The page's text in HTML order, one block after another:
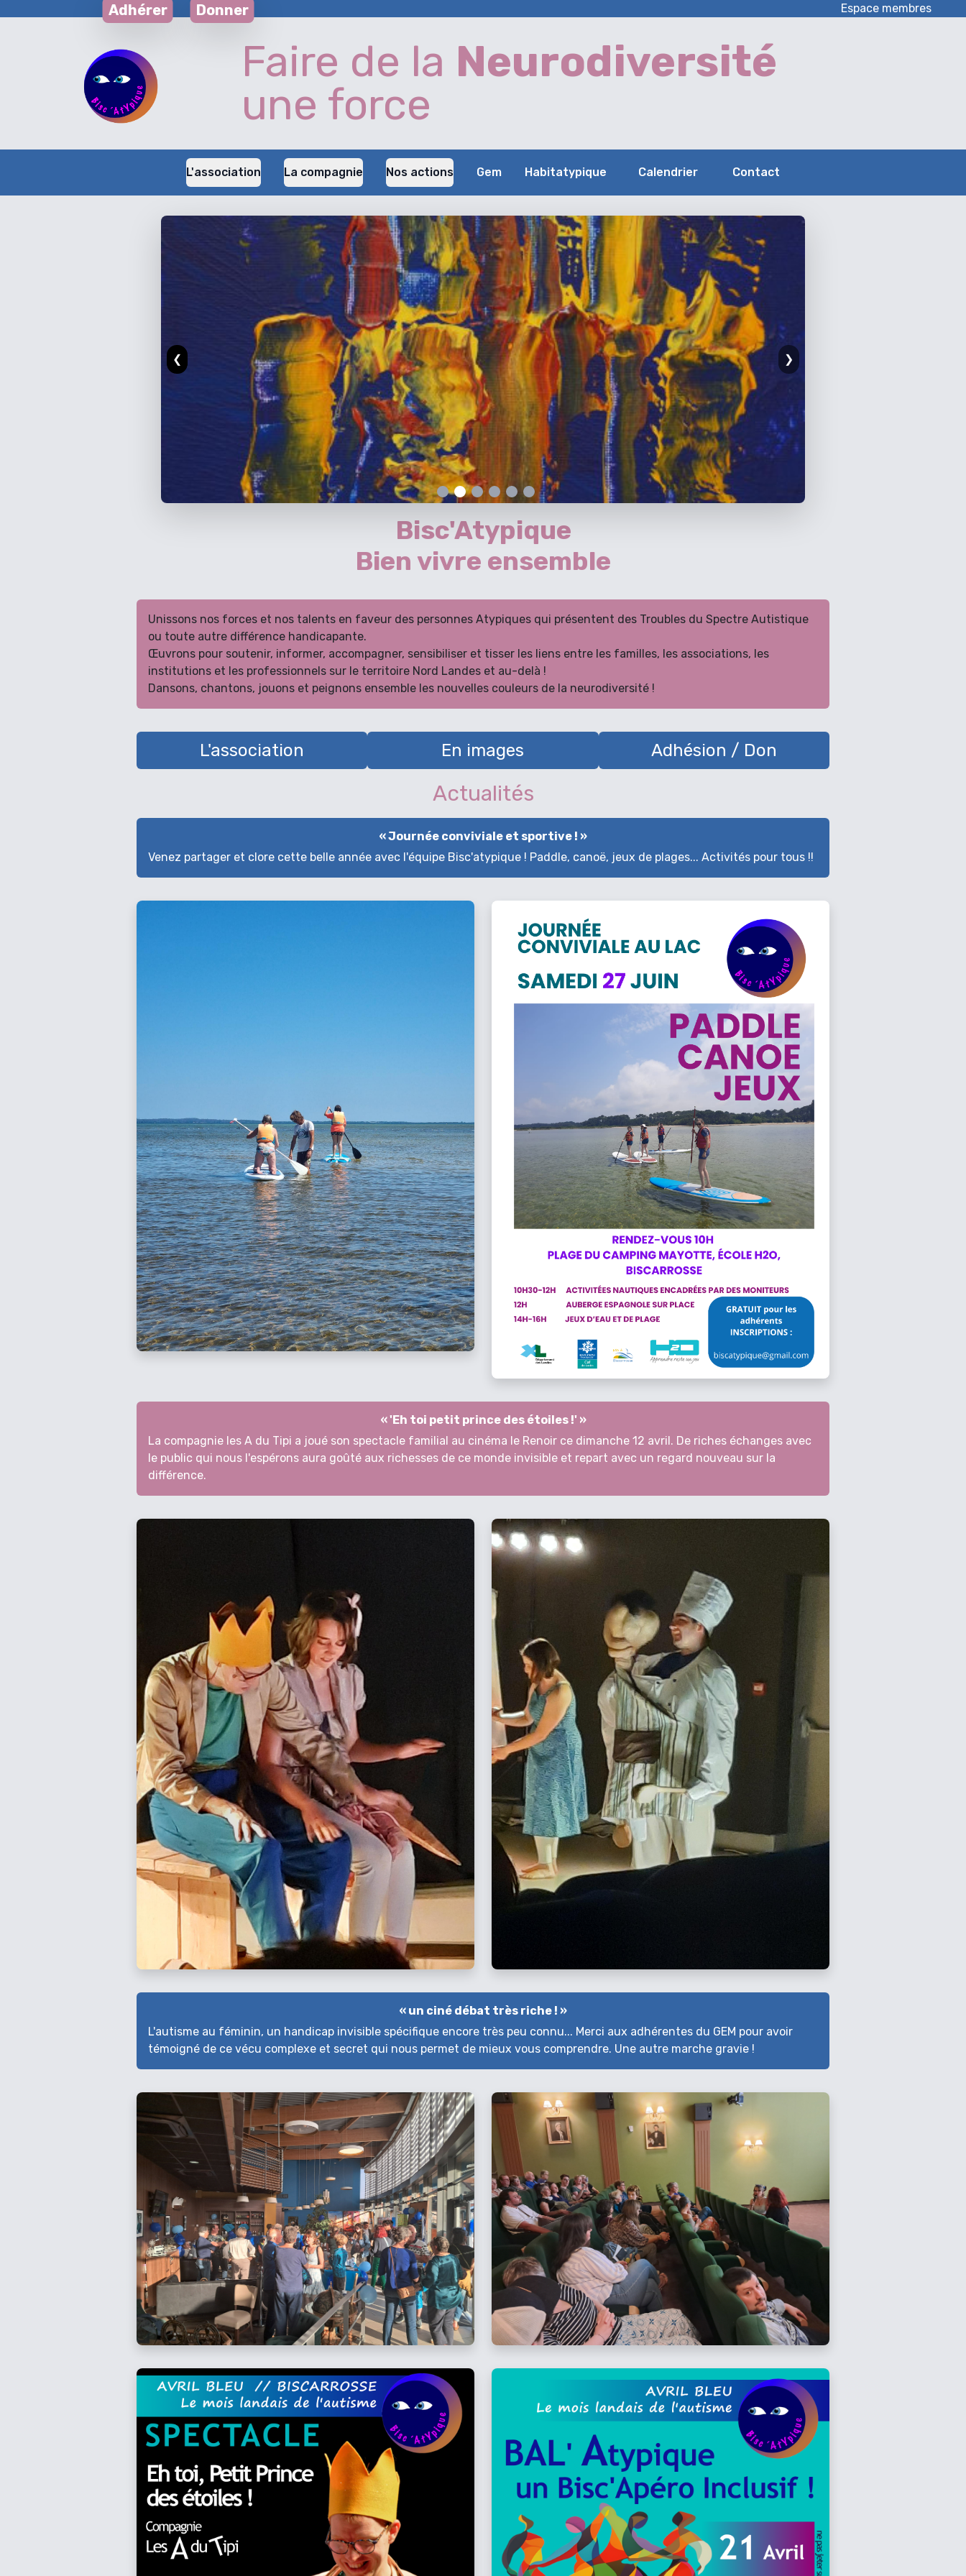
Espace membres
Adhérer Donner
Faire de la Neurodiversité
une force
L'association La compagnie Nos actions Gem Habitatypique Calendrier Contact
❮ ❯
Bisc'Atypique
Bien vivre ensemble
Unissons nos forces et nos talents en faveur des personnes Atypiques qui présentent des Troubles du Spectre Autistique
ou toute autre différence handicapante.
Œuvrons pour soutenir, informer, accompagner, sensibiliser et tisser les liens entre les familles, les associations, les
institutions et les professionnels sur le territoire Nord Landes et au-delà !
Dansons, chantons, jouons et peignons ensemble les nouvelles couleurs de la neurodiversité !
L'association En images Adhésion / Don
Actualités
« Journée conviviale et sportive ! »
Venez partager et clore cette belle année avec l'équipe Bisc'atypique ! Paddle, canoë, jeux de plages... Activités pour tous !!
« 'Eh toi petit prince des étoiles !' »
La compagnie les A du Tipi a joué son spectacle familial au cinéma le Renoir ce dimanche 12 avril. De riches échanges avec
le public qui nous l'espérons aura goûté aux richesses de ce monde invisible et repart avec un regard nouveau sur la
différence.
« un ciné débat très riche ! »
L'autisme au féminin, un handicap invisible spécifique encore très peu connu... Merci aux adhérentes du GEM pour avoir
témoigné de ce vécu complexe et secret qui nous permet de mieux vous comprendre. Une autre marche gravie !